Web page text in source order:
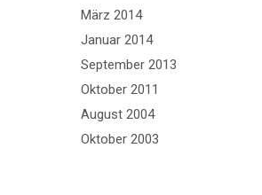
März 2014
Januar 2014
September 2013
Oktober 2011
August 2004
Oktober 2003